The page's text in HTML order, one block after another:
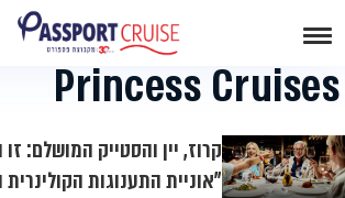
Princess Cruises
קרוז, יין והסטייק המושלם:
"אוניית התענוגות